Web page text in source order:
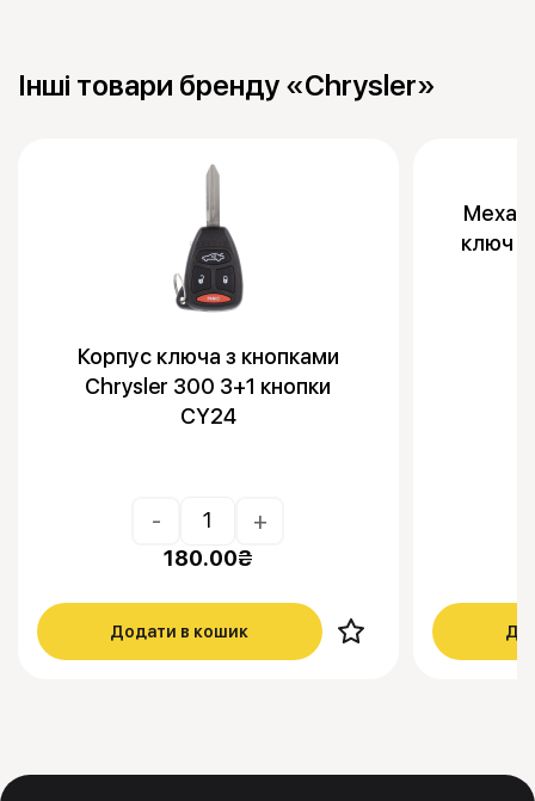
Інші товари бренду «Chrysler»
Корпус ключа з кнопками
Chrysler 300 3+1 кнопки
CY24
- +
180.00₴
Додати в кошик
ключ